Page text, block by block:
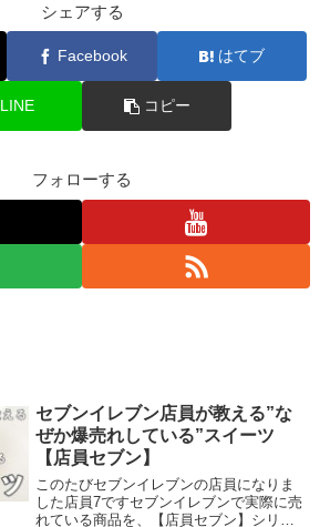
シェアする
Facebook はてブ
LINE コピー
フォローする
セブンイレブン店員が教える”な
ぜか爆売れしている”スイーツ
【店員セブン】
このたびセブンイレブンの店員になりま
した店員7ですセブンイレブンで実際に売
れている商品を、【店員セブン】シリー